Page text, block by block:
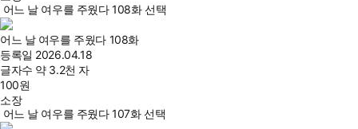
어느 날 여우를 주웠다 108화 선택
어느 날 여우를 주웠다 108화
등록일 2026.04.18
글자수 약 3.2천 자
100원
소장
어느 날 여우를 주웠다 107화 선택